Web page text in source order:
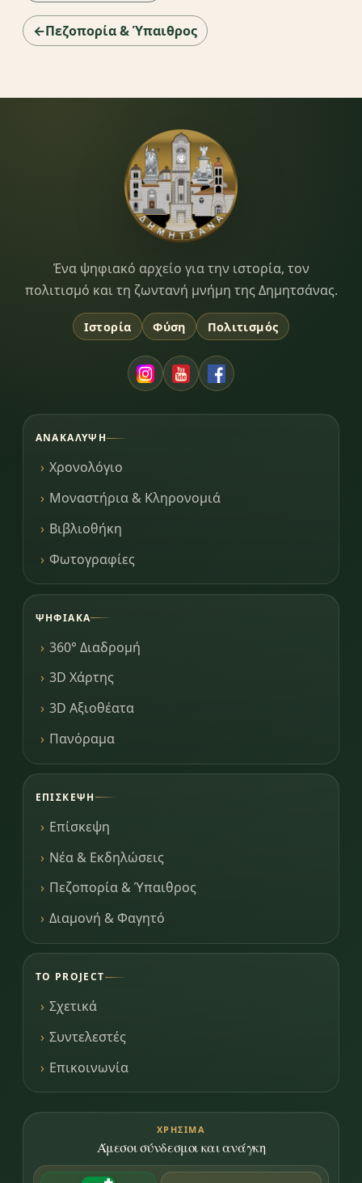
←Πεζοπορία & Ύπαιθρος
Dimitsana.gr
Ένα ψηφιακό αρχείο για την ιστορία, τον
πολιτισμό και τη ζωντανή μνήμη της Δημητσάνας.
Ιστορία Φύση Πολιτισμός
ΑΝΑΚΆΛΥΨΗ
Χρονολόγιο
Μοναστήρια & Κληρονομιά
Βιβλιοθήκη
Φωτογραφίες
ΨΗΦΙΑΚΆ
360° Διαδρομή
3D Χάρτης
3D Αξιοθέατα
Πανόραμα
ΕΠΊΣΚΕΨΗ
Επίσκεψη
Νέα & Εκδηλώσεις
Πεζοπορία & Ύπαιθρος
Διαμονή & Φαγητό
ΤΟ PROJECT
Σχετικά
Συντελεστές
Επικοινωνία
ΧΡΉΣΙΜΑ
Άμεσοι σύνδεσμοι και ανάγκη